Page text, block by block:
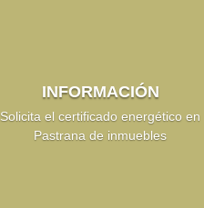
INFORMACIÓN
Solicita el certificado energético en
Pastrana de inmuebles